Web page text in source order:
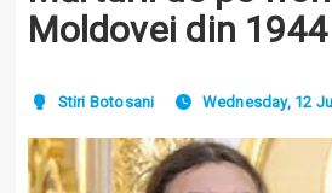
Moldovei din 1944
Stiri Botosani Wednesday, 12